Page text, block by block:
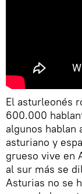
El asturleonés
600.000
algunos hablan
asturiano y
grueso vive en
al sur más se
Asturias no se